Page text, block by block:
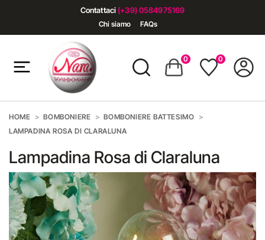
Contattaci (+39) 0584975169
Chi siamo FAQs
0 0
HOME BOMBONIERE
BOMBONIERE BATTESIMO
LAMPADINA ROSA DI CLARALUNA
Lampadina Rosa di Claraluna